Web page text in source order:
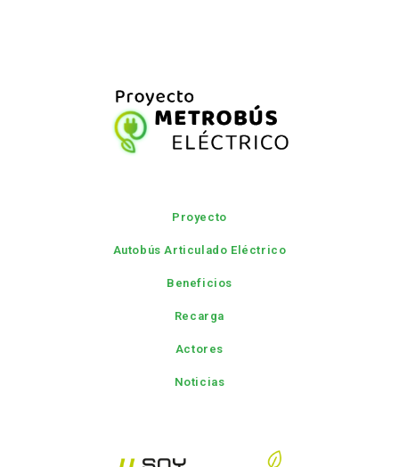
Proyecto
Autobús Articulado Eléctrico
Beneficios
Recarga
Actores
Noticias